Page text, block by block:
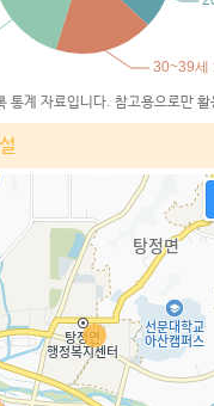
통계 자료입니다. 참고용으로만